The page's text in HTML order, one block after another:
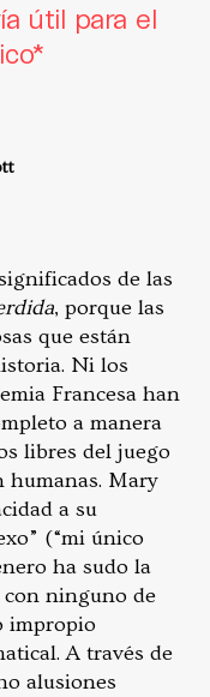
útil para el
de las
, porque las
que están
Ni los
Francesa han
a manera
libres del juego
humanas. Mary
a su
(“mi único
ha sudo la
con ninguno de
impropio
A través de
alusiones